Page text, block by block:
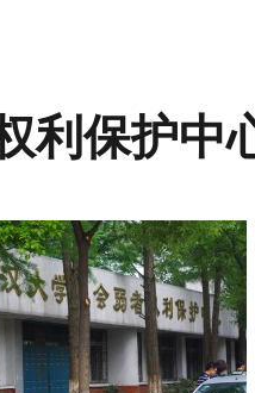
利保护中